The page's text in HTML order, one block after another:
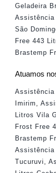
Geladeira
Assistência
São
Free 443
Brastemp
Atuamos
Assistência
Imirim
Litros Vila
Frost Free
Brastemp
Assistência
Tucuruvi